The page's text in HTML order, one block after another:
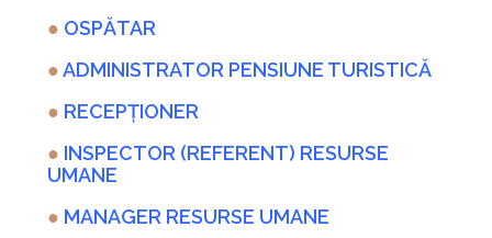
● OSPĂTAR
●ADMINISTRATOR PENSIUNE TURISTICĂ
● RECEPȚIONER
● INSPECTOR (REFERENT) RESURSE
UMANE
● MANAGER RESURSE UMANE